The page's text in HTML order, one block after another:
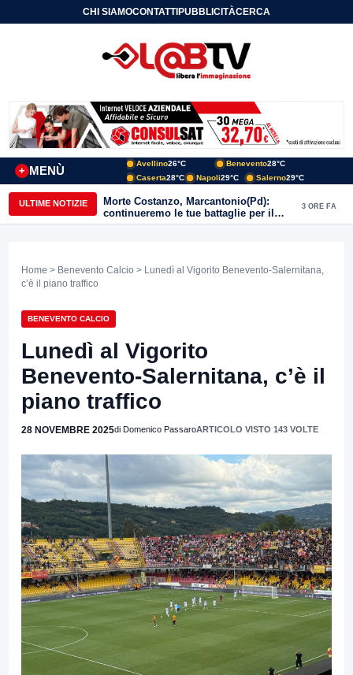
CHI SIAMOCONTATTIPUBBLICITÀCERCA
MENÙ
+
Avellino26°C Benevento28°C
Caserta28°C Napoli29°C Salerno29°C
ULTIME NOTIZIE
Morte Costanzo, Marcantonio(Pd):
continueremo le tue battaglie per il
Sannio
3 ORE FA
Home > Benevento Calcio > Lunedì al Vigorito Benevento-Salernitana,
c’è il piano traffico
BENEVENTO CALCIO
Lunedì al Vigorito
Benevento-Salernitana, c’è il
piano traffico
28 NOVEMBRE 2025di Domenico PassaroARTICOLO VISTO 143 VOLTE